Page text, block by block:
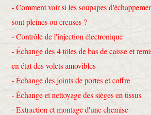
- Comment voir si les soupapes
sont pleines ou creuses ?
- Contrôle de l'injection électronique
- Échange des 4 tôles de bas de caisse et
en état des volets amovibles
- Échange des joints de portes et coffre
- Échange et nettoyage des sièges en tissus
- Extraction et montage d'une chemise